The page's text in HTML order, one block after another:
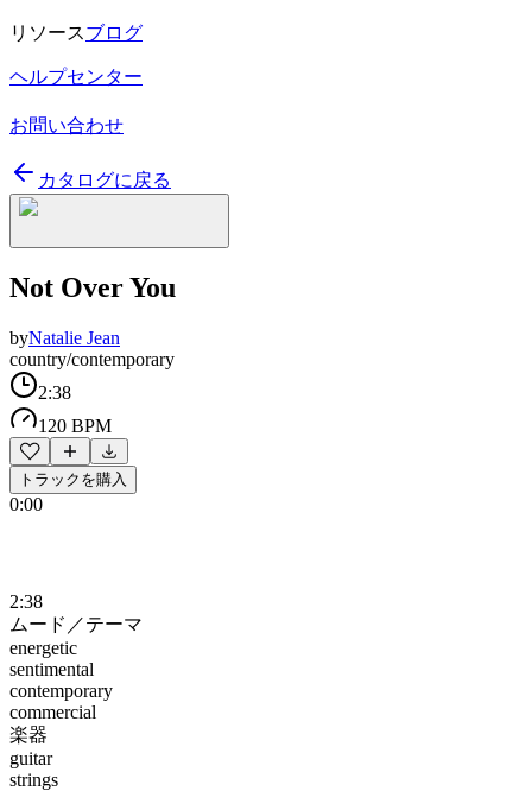
リソースブログ
ヘルプセンター
お問い合わせ
カタログに戻る
Not Over You
byNatalie Jean
country/contemporary
2:38
120 BPM
トラックを購入
0:00
2:38
ムード／テーマ
energetic
sentimental
contemporary
commercial
楽器
guitar
strings